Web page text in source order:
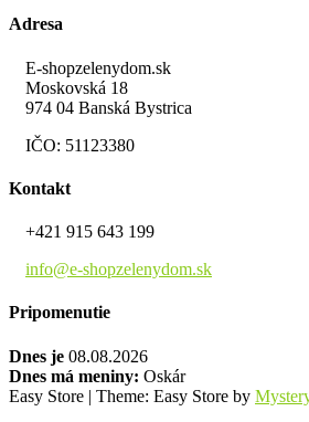
Adresa
E-shopzelenydom.sk
Moskovská 18
974 04 Banská Bystrica
IČO: 51123380
Kontakt
+421 915 643 199
info@e-shopzelenydom.sk
Pripomenutie
Dnes je 08.08.2026
Dnes má meniny: Oskár
Easy Store | Theme: Easy Store by